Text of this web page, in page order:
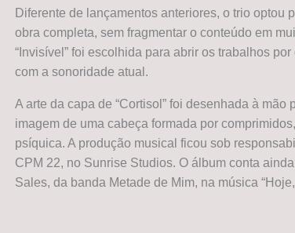
Diferente de lançamentos anteriores, o trio optou
obra completa, sem fragmentar o conteúdo em
“Invisível” foi escolhida para abrir os trabalhos
com a sonoridade atual.
A arte da capa de “Cortisol” foi desenhada à
imagem de uma cabeça formada por
psíquica. A produção musical ficou sob
CPM 22, no Sunrise Studios. O álbum conta
Sales, da banda Metade de Mim, na música